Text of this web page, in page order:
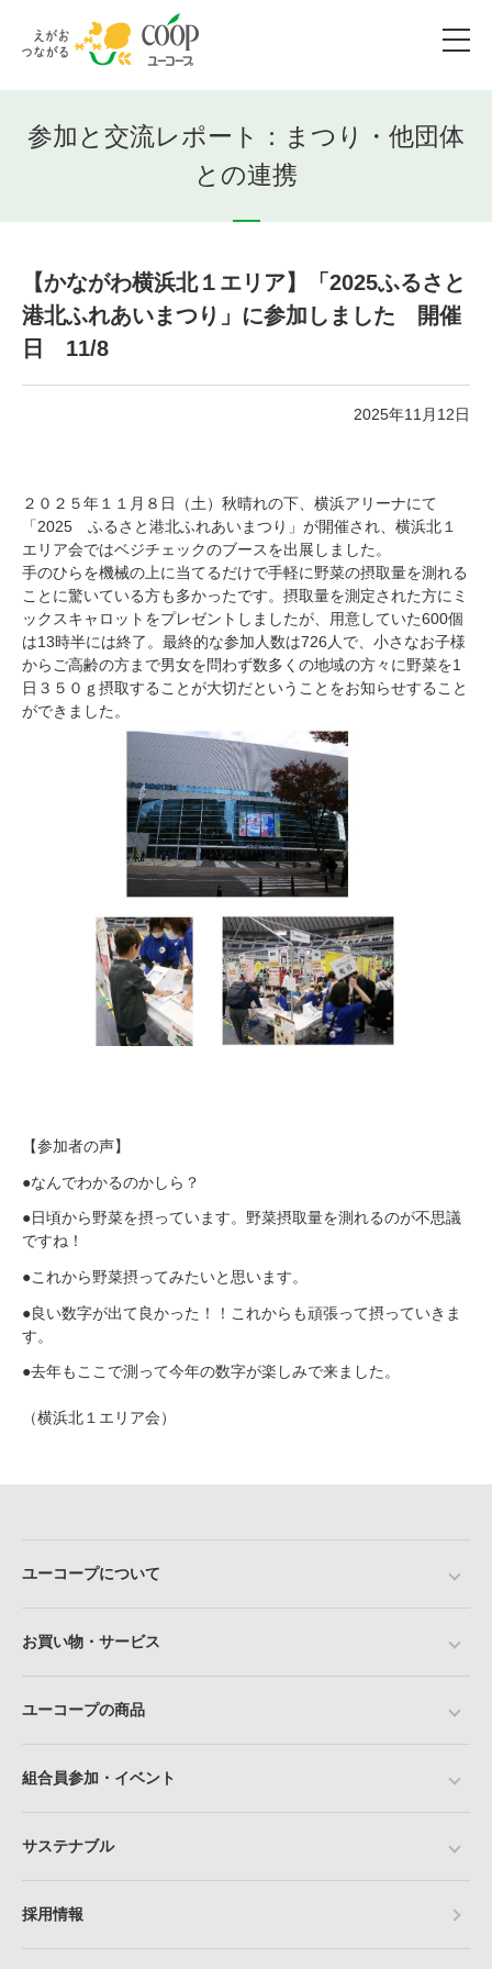
参加と交流レポート：まつり・他団体
との連携
【かながわ横浜北１エリア】「2025ふるさと
港北ふれあいまつり」に参加しました 開催
日 11/8
2025年11月12日
２０２５年１１月８日（土）秋晴れの下、横浜アリーナにて
「2025 ふるさと港北ふれあいまつり」が開催され、横浜北１
エリア会ではベジチェックのブースを出展しました。
手のひらを機械の上に当てるだけで手軽に野菜の摂取量を測れる
ことに驚いている方も多かったです。摂取量を測定された方にミ
ックスキャロットをプレゼントしましたが、用意していた600個
は13時半には終了。最終的な参加人数は726人で、小さなお子様
からご高齢の方まで男女を問わず数多くの地域の方々に野菜を1
日３５０ｇ摂取することが大切だということをお知らせすること
ができました。
【参加者の声】
●なんでわかるのかしら？
●日頃から野菜を摂っています。野菜摂取量を測れるのが不思議
ですね！
●これから野菜摂ってみたいと思います。
●良い数字が出て良かった！！これからも頑張って摂っていきま
す。
●去年もここで測って今年の数字が楽しみで来ました。
（横浜北１エリア会）
ユーコープについて
お買い物・サービス
ユーコープの商品
組合員参加・イベント
サステナブル
採用情報